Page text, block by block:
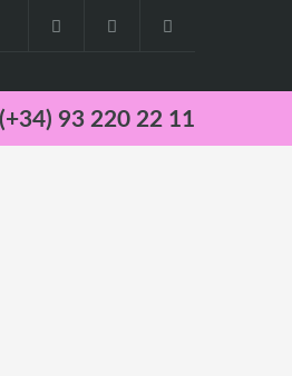
(+34) 93 220 22 11